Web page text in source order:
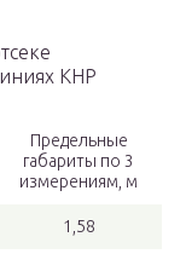
КНР
Предельные
габариты по 3
измерениям, м
1,58